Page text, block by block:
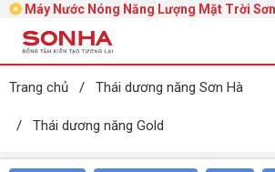
Máy Nước Nóng Năng Lượng Mặt Trời
Trang chủ / Thái dương năng Sơn Hà
/ Thái dương năng Gold